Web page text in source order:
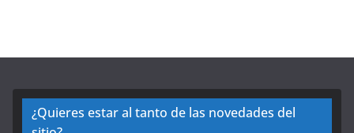
¿Quieres estar al tanto de las novedades del